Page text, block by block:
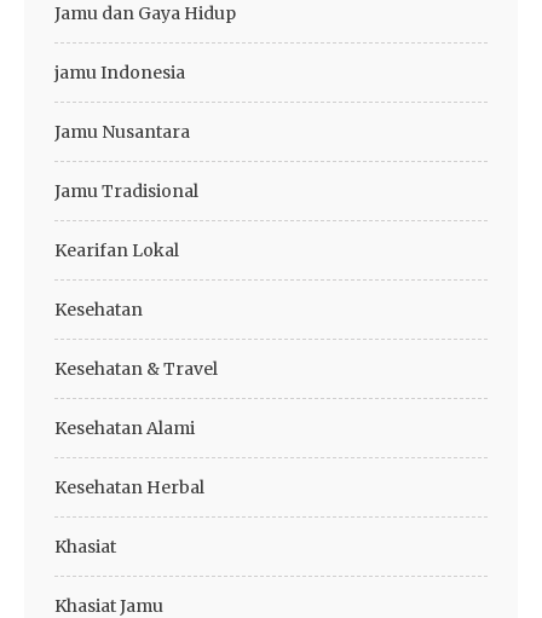
Jamu dan Gaya Hidup
jamu Indonesia
Jamu Nusantara
Jamu Tradisional
Kearifan Lokal
Kesehatan
Kesehatan & Travel
Kesehatan Alami
Kesehatan Herbal
Khasiat
Khasiat Jamu